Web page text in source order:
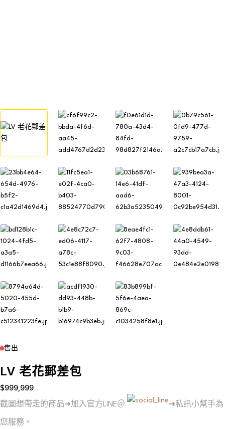
售出
LV 老花郵差包
$999,999
截圖想帶走的商品➔加入官方LINE＠ ➔私訊小幫手為
您服務。